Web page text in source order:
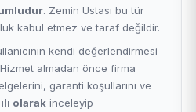
. Zemin Ustası bu tür
kabul etmez ve taraf değildir.
kendi değerlendirmesi
almadan önce firma
garanti koşullarını ve
olarakinceleyip